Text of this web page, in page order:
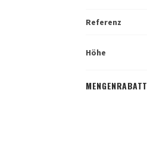
Referenz
Höhe
MENGENRABATT